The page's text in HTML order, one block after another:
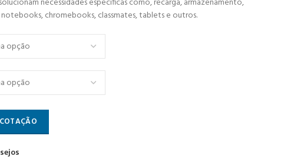
chromebooks, classmates, tablets e outros.
Tablets quantidade